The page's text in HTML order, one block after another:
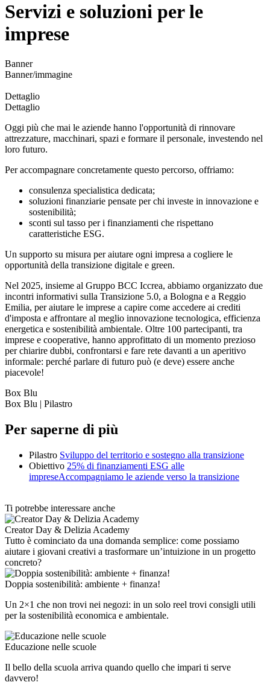
Servizi e soluzioni per le
imprese
Banner
Banner/immagine
Dettaglio
Dettaglio
Oggi più che mai le aziende hanno l'opportunità di rinnovare
attrezzature, macchinari, spazi e formare il personale, investendo nel
loro futuro.
Per accompagnare concretamente questo percorso, offriamo:
consulenza specialistica dedicata;
soluzioni finanziarie pensate per chi investe in innovazione e
sostenibilità;
sconti sul tasso per i finanziamenti che rispettano
caratteristiche ESG.
Un supporto su misura per aiutare ogni impresa a cogliere le
opportunità della transizione digitale e green.
Nel 2025, insieme al Gruppo BCC Iccrea, abbiamo organizzato due
incontri informativi sulla Transizione 5.0, a Bologna e a Reggio
Emilia, per aiutare le imprese a capire come accedere ai crediti
d'imposta e affrontare al meglio innovazione tecnologica, efficienza
energetica e sostenibilità ambientale. Oltre 100 partecipanti, tra
imprese e cooperative, hanno approfittato di un momento prezioso
per chiarire dubbi, confrontarsi e fare rete davanti a un aperitivo
informale: perché parlare di futuro può (e deve) essere anche
piacevole!
Box Blu
Box Blu | Pilastro
Per saperne di più
Pilastro Sviluppo del territorio e sostegno alla transizione
Obiettivo 25% di finanziamenti ESG alle
impreseAccompagniamo le aziende verso la transizione
Ti potrebbe interessare anche
Creator Day & Delizia Academy
Tutto è cominciato da una domanda semplice: come possiamo
aiutare i giovani creativi a trasformare un’intuizione in un progetto
concreto?
Doppia sostenibilità: ambiente + finanza!
Un 2×1 che non trovi nei negozi: in un solo reel trovi consigli utili
per la sostenibilità economica e ambientale.
Educazione nelle scuole
Il bello della scuola arriva quando quello che impari ti serve
davvero!